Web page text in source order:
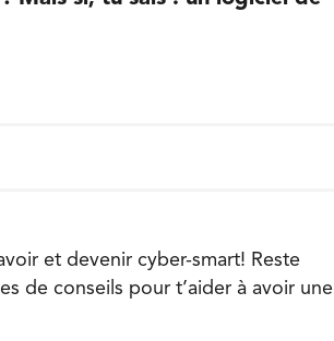
et devenir cyber-smart! Reste
de conseils pour t’aider à avoir une